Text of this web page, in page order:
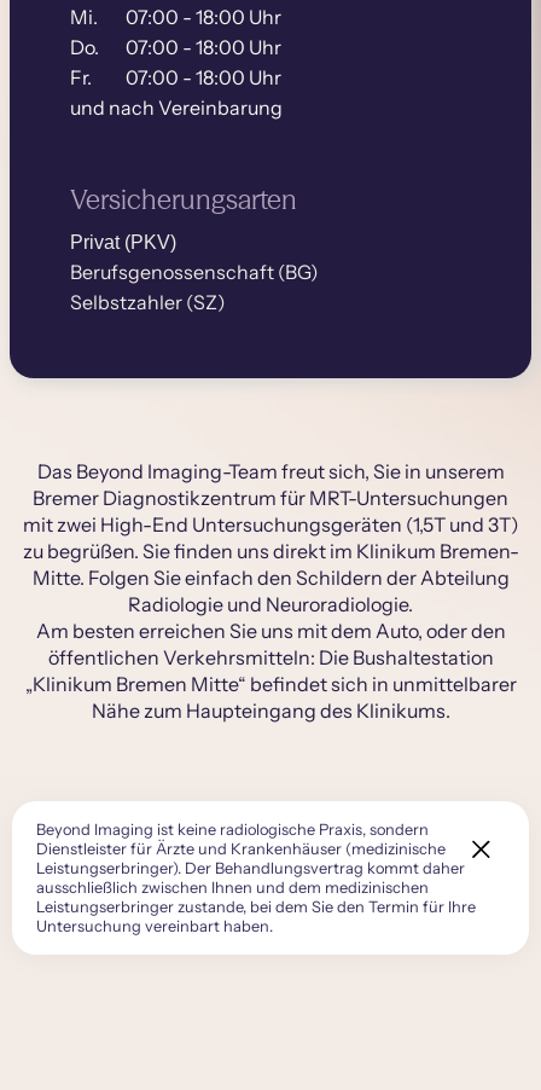
Mi.
07:00 - 18:00 Uhr
Do.
07:00 - 18:00 Uhr
Fr.
07:00 - 18:00 Uhr
und nach Vereinbarung
Versicherungsarten
Privat (PKV)
Berufsgenossenschaft (BG)
Selbstzahler (SZ)
Das Beyond Imaging-Team freut sich, Sie in unserem
Bremer Diagnostikzentrum für MRT-Untersuchungen
mit zwei High-End Untersuchungsgeräten (1,5T und 3T)
zu begrüßen. Sie finden uns direkt im Klinikum Bremen-
Mitte. Folgen Sie einfach den Schildern der Abteilung
Radiologie und Neuroradiologie.
Am besten erreichen Sie uns mit dem Auto, oder den
öffentlichen Verkehrsmitteln: Die Bushaltestation
„Klinikum Bremen Mitte“ befindet sich in unmittelbarer
Nähe zum Haupteingang des Klinikums.
Beyond Imaging ist keine radiologische Praxis, sondern
Dienstleister für Ärzte und Krankenhäuser (medizinische
Leistungserbringer). Der Behandlungsvertrag kommt daher
ausschließlich zwischen Ihnen und dem medizinischen
Leistungserbringer zustande, bei dem Sie den Termin für Ihre
Untersuchung vereinbart haben.